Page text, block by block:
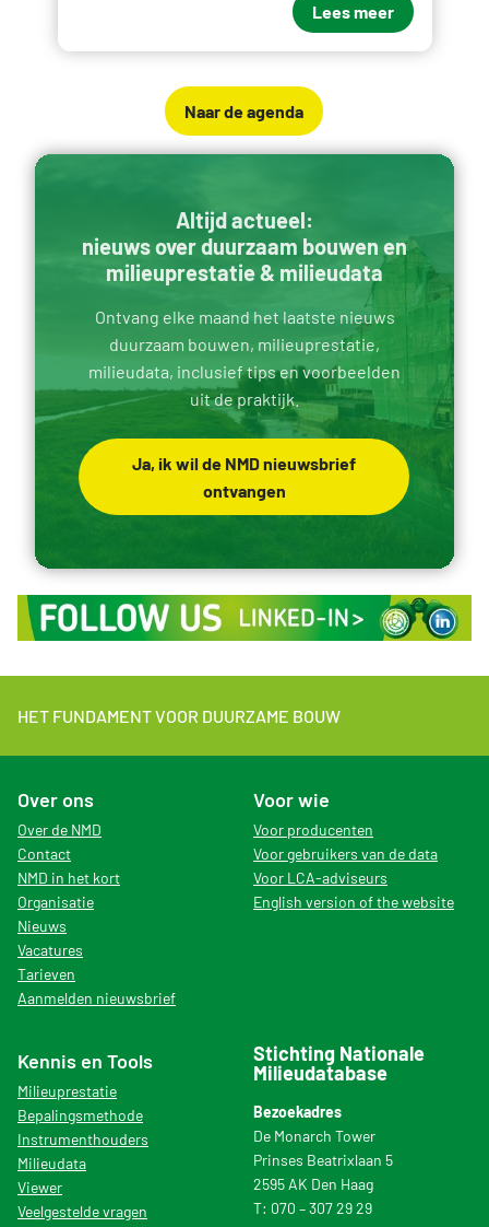
Lees meer
Naar de agenda
Altijd actueel:
nieuws over duurzaam bouwen en
milieuprestatie & milieudata
Ontvang elke maand het laatste nieuws
duurzaam bouwen, milieuprestatie,
milieudata, inclusief tips en voorbeelden
uit de praktijk.
Ja, ik wil de NMD nieuwsbrief
ontvangen
HET FUNDAMENT VOOR DUURZAME BOUW
Over ons
Over de NMD
Contact
NMD in het kort
Organisatie
Nieuws
Vacatures
Tarieven
Aanmelden nieuwsbrief
Voor wie
Voor producenten
Voor gebruikers van de data
Voor LCA-adviseurs
English version of the website
Kennis en Tools
Milieuprestatie
Bepalingsmethode
Instrumenthouders
Milieudata
Viewer
Veelgestelde vragen
Stichting Nationale
Milieudatabase
Bezoekadres
De Monarch Tower
Prinses Beatrixlaan 5
2595 AK Den Haag
T: 070 – 307 29 29